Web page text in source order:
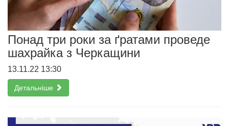
Понад три роки за ґратами проведе
шахрайка з Черкащини
13.11.22 13:30
Детальніше